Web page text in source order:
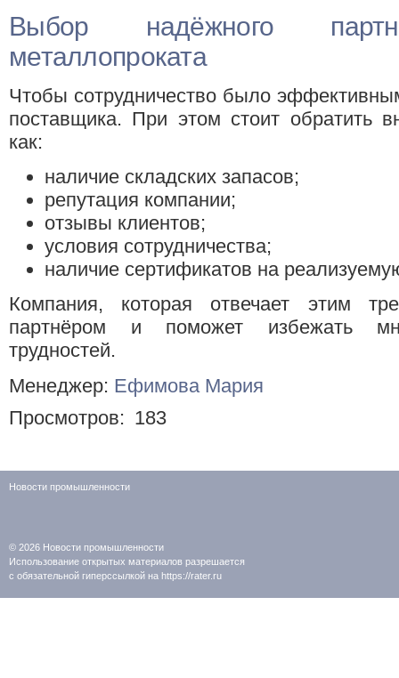
Выбор надёжного
металлопроката
Чтобы сотрудничество было
поставщика. При этом стоит обратить
как:
наличие складских запасов;
репутация компании;
отзывы клиентов;
условия сотрудничества;
наличие сертификатов на
Компания, которая отвечает этим
партнёром и поможет избежать
трудностей.
Менеджер: Ефимова Мария
Просмотров: 183
Новости промышленности
© 2026 Новости промышленности
Использование открытых материалов разрешается
с обязательной гиперссылкой на https://rater.ru